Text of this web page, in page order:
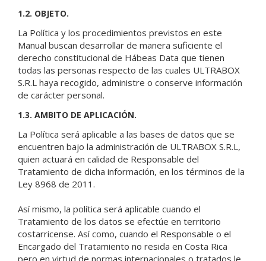
1.2. OBJETO.
La Política y los procedimientos previstos en este
Manual buscan desarrollar de manera suficiente el
derecho constitucional de Hábeas Data que tienen
todas las personas respecto de las cuales ULTRABOX
S.R.L haya recogido, administre o conserve información
de carácter personal.
1.3. AMBITO DE APLICACIÓN.
La Política será aplicable a las bases de datos que se
encuentren bajo la administración de ULTRABOX S.R.L,
quien actuará en calidad de Responsable del
Tratamiento de dicha información, en los términos de la
Ley 8968 de 2011.
Así mismo, la política será aplicable cuando el
Tratamiento de los datos se efectúe en territorio
costarricense. Así como, cuando el Responsable o el
Encargado del Tratamiento no resida en Costa Rica
pero en virtud de normas internacionales o tratados le